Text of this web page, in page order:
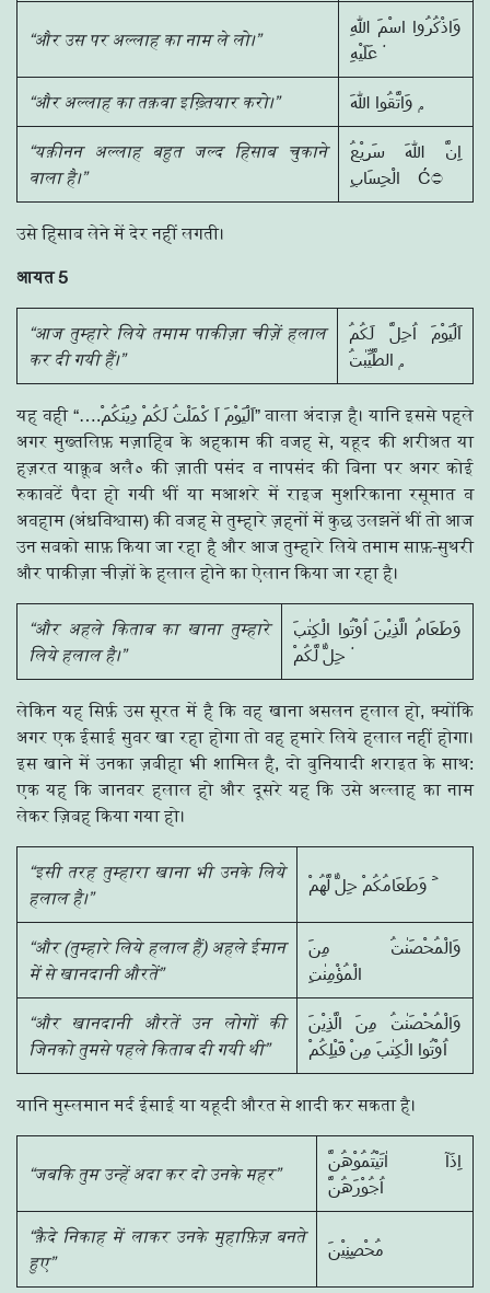
“और उस पर अल्लाह का नाम ले लो।”
وَاذْكُرُوا اسْمَ اللّٰهِ
عَلَيْهِ ۠
“और अल्लाह का तक़वा इख़्तियार करो।” وَاتَّقُوا اللّٰهَ ۭ
“यक़ीनन अल्लाह बहुत जल्द हिसाब चुकाने
वाला है।”
اِنَّ اللّٰهَ سَرِيْعُ
उसे हिसाब लेने में देर नहीं लगती।
आयत 5
“आज तुम्हारे लिये तमाम पाकीज़ा चीज़ें हलाल
कर दी गयी हैं।”
اَلْيَوْمَ اُحِلَّ لَكُمُ
الطَّيِّبٰتُ ۭ
यह वही “….اَلْيَوْمَ اَ كْمَلْتُ لَكُمْ دِيْنَكُمْ” वाला अंदाज़ है। यानि इससे पहले
अगर मुख्तलिफ़ मज़ाहिब के अहकाम की वजह से, यहूद की शरीअत या
हज़रत याक़ूब अलै० की ज़ाती पसंद व नापसंद की बिना पर अगर कोई
रुकावटें पैदा हो गयी थीं या मआशरे में राइज मुशरिकाना रसूमात व
अवहाम (अंधविश्वास) की वजह से तुम्हारे ज़हनों में कुछ उलझनें थीं तो आज
उन सबको साफ़ किया जा रहा है और आज तुम्हारे लिये तमाम साफ़-सुथरी
और पाकीज़ा चीज़ों के हलाल होने का ऐलान किया जा रहा है।
“और अहले किताब का खाना तुम्हारे
लिये हलाल है।”
وَطَعَامُ الَّذِيْنَ اُوْتُوا الْكِتٰبَ
حِلٌّ لَّكُمْ ۠
लेकिन यह सिर्फ़ उस सूरत में है कि वह खाना असलन हलाल हो, क्योंकि
अगर एक ईसाई सुवर खा रहा होगा तो वह हमारे लिये हलाल नहीं होगा।
इस खाने में उनका ज़बीहा भी शामिल है, दो बुनियादी शराइत के साथ:
एक यह कि जानवर हलाल हो और दूसरे यह कि उसे अल्लाह का नाम
लेकर ज़िबह किया गया हो।
“इसी तरह तुम्हारा खाना भी उनके लिये
हलाल है।”
وَطَعَامُكُمْ حِلٌّ لَّهُمْ ۡ
“और (तुम्हारे लिये हलाल हैं) अहले ईमान
में से खानदानी औरतें”
وَالْمُحْصَنٰتُ مِنَ
الْمُؤْمِنٰتِ
“और खानदानी औरतें उन लोगों की
जिनको तुमसे पहले किताब दी गयी थी”
وَالْمُحْصَنٰتُ مِنَ الَّذِيْنَ
اُوْتُوا الْكِتٰبَ مِنْ قَبْلِكُمْ
यानि मुस्लमान मर्द ईसाई या यहूदी औरत से शादी कर सकता है।
“जबकि तुम उन्हें अदा कर दो उनके महर”
اِذَآ اٰتَيْتُمُوْهُنَّ
اُجُوْرَهُنَّ
“क़ैदे निकाह में लाकर उनके मुहाफ़िज़ बनते
हुए”
مُحْصِنِيْنَ